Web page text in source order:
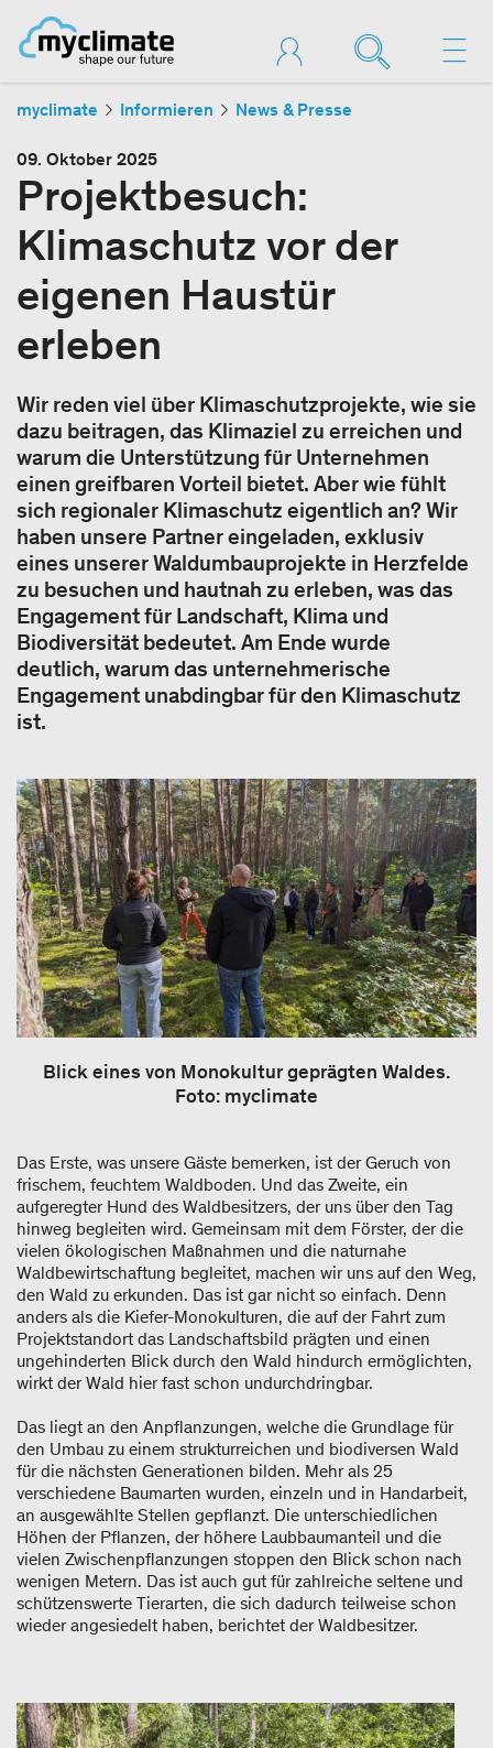
myclimate Informieren News & Presse
09. Oktober 2025
Projektbesuch:
Klimaschutz vor der
eigenen Haustür
erleben
Wir reden viel über Klimaschutzprojekte, wie sie
dazu beitragen, das Klimaziel zu erreichen und
warum die Unterstützung für Unternehmen
einen greifbaren Vorteil bietet. Aber wie fühlt
sich regionaler Klimaschutz eigentlich an? Wir
haben unsere Partner eingeladen, exklusiv
eines unserer Waldumbauprojekte in Herzfelde
zu besuchen und hautnah zu erleben, was das
Engagement für Landschaft, Klima und
Biodiversität bedeutet. Am Ende wurde
deutlich, warum das unternehmerische
Engagement unabdingbar für den Klimaschutz
ist.
Blick eines von Monokultur geprägten Waldes.
Foto: myclimate
Das Erste, was unsere Gäste bemerken, ist der Geruch von
frischem, feuchtem Waldboden. Und das Zweite, ein
aufgeregter Hund des Waldbesitzers, der uns über den Tag
hinweg begleiten wird. Gemeinsam mit dem Förster, der die
vielen ökologischen Maßnahmen und die naturnahe
Waldbewirtschaftung begleitet, machen wir uns auf den Weg,
den Wald zu erkunden. Das ist gar nicht so einfach. Denn
anders als die Kiefer-Monokulturen, die auf der Fahrt zum
Projektstandort das Landschaftsbild prägten und einen
ungehinderten Blick durch den Wald hindurch ermöglichten,
wirkt der Wald hier fast schon undurchdringbar.
Das liegt an den Anpflanzungen, welche die Grundlage für
den Umbau zu einem strukturreichen und biodiversen Wald
für die nächsten Generationen bilden. Mehr als 25
verschiedene Baumarten wurden, einzeln und in Handarbeit,
an ausgewählte Stellen gepflanzt. Die unterschiedlichen
Höhen der Pflanzen, der höhere Laubbaumanteil und die
vielen Zwischenpflanzungen stoppen den Blick schon nach
wenigen Metern. Das ist auch gut für zahlreiche seltene und
schützenswerte Tierarten, die sich dadurch teilweise schon
wieder angesiedelt haben, berichtet der Waldbesitzer.